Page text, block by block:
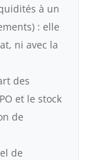
à un
: elle
ni avec la
des
et le stock
de
de